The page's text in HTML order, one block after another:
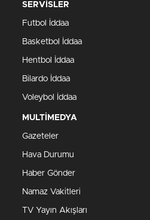
SERVİSLER
Futbol İddaa
Basketbol İddaa
Hentbol İddaa
Bilardo İddaa
Voleybol İddaa
MULTİMEDYA
Gazeteler
Hava Durumu
Haber Gönder
Namaz Vakitleri
TV Yayın Akışları